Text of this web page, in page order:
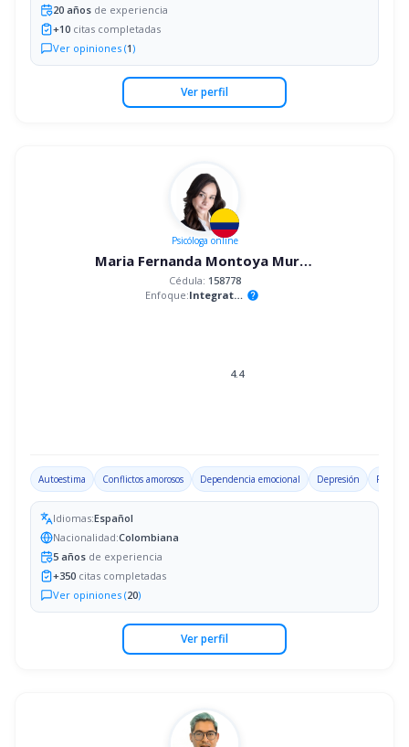
20 años de experiencia
+10 citas completadas
Ver opiniones (1)
Ver perfil
Psicóloga online
Maria Fernanda Montoya Murillo
Cédula: 158778
Enfoque:
Integrativo help
4.4
Autoestima Conflictos amorosos Dependencia emocional Depresión
Idiomas:Español
Nacionalidad:Colombiana
5 años de experiencia
+350 citas completadas
Ver opiniones (20)
Ver perfil